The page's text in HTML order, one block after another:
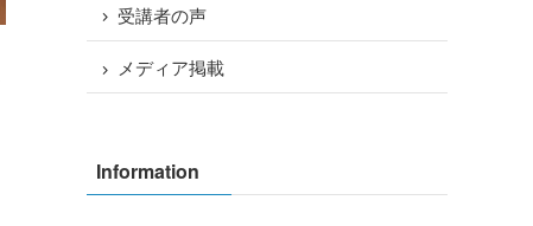
受講者の声
メディア掲載
Information